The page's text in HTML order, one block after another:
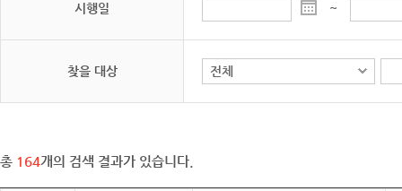
시행일 ~
찾을 대상
총 164개의 검색 결과가 있습니다.